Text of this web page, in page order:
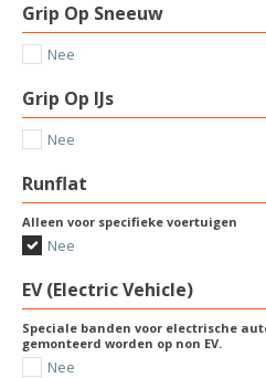
Grip Op Sneeuw
Nee
Grip Op IJs
Nee
Runflat
Alleen voor specifieke voertuigen
Nee
EV (Electric Vehicle)
Speciale banden voor electrische
gemonteerd worden op non EV.
Nee